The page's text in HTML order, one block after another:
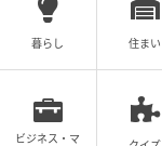
暮らし 住まい
ビジネス・マ